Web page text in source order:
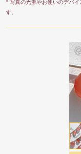
* 写真の光源やお使いのデバ
す。